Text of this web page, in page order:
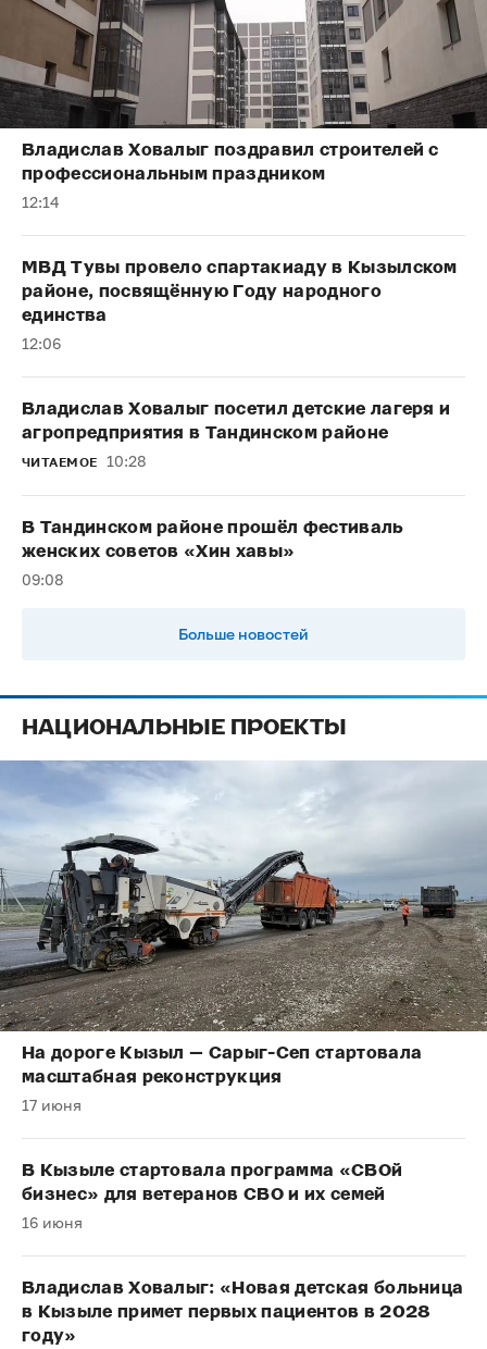
Владислав Ховалыг поздравил строителей с
профессиональным праздником
12:14
МВД Тувы провело спартакиаду в Кызылском
районе, посвящённую Году народного
единства
12:06
Владислав Ховалыг посетил детские лагеря и
агропредприятия в Тандинском районе
ЧИТАЕМОЕ 10:28
В Тандинском районе прошёл фестиваль
женских советов «Хин хавы»
09:08
Больше новостей
НАЦИОНАЛЬНЫЕ ПРОЕКТЫ
На дороге Кызыл — Сарыг-Сеп стартовала
масштабная реконструкция
17 июня
В Кызыле стартовала программа «СВОй
бизнес» для ветеранов СВО и их семей
16 июня
Владислав Ховалыг: «Новая детская больница
в Кызыле примет первых пациентов в 2028
году»